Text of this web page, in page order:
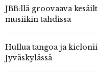
JBB:llä groovaava
musiikin tahdissa
Hullua tangoa ja
Jyväskylässä